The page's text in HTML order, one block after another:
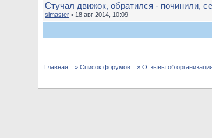
Стучал движок, обратился - починили,
simaster • 18 авг 2014, 10:09
Главная » Список форумов » Отзывы об